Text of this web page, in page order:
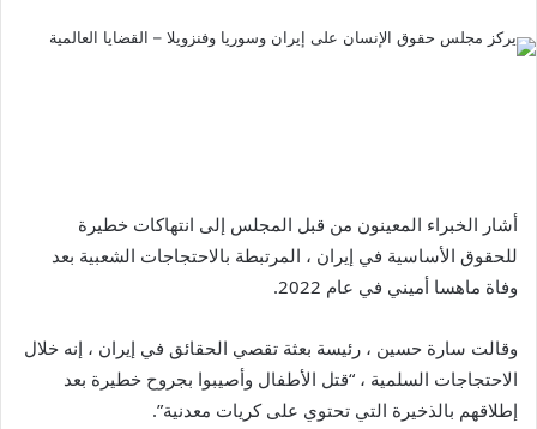
أشار الخبراء المعينون من قبل المجلس إلى انتهاكات خطيرة
للحقوق الأساسية في إيران ، المرتبطة بالاحتجاجات الشعبية بعد
وفاة ماهسا أميني في عام 2022.
وقالت سارة حسين ، رئيسة بعثة تقصي الحقائق في إيران ، إنه خلال
الاحتجاجات السلمية ، “قتل الأطفال وأصيبوا بجروح خطيرة بعد
إطلاقهم بالذخيرة التي تحتوي على كريات معدنية”.